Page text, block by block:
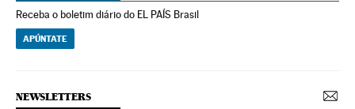
Receba o boletim diário do EL PAÍS Brasil
APÚNTATE
NEWSLETTERS